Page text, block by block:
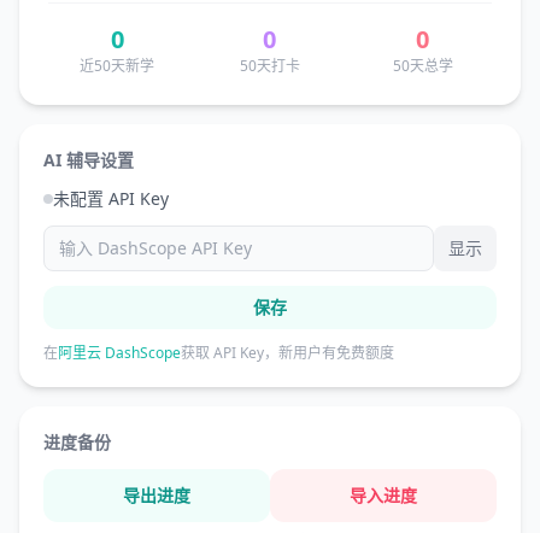
0
近50天新学
0
50天打卡
0
50天总学
AI 辅导设置
未配置 API Key
显示
保存
在阿里云 DashScope获取 API Key，新用户有免费额度
进度备份
导出进度 导入进度